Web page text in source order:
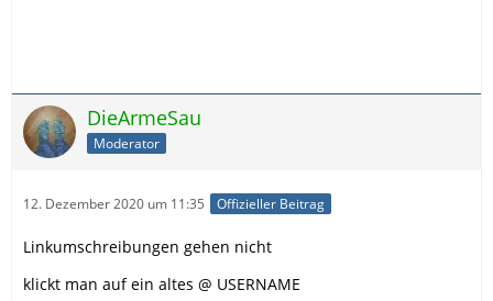
DieArmeSau
Moderator
12. Dezember 2020 um 11:35 Offizieller Beitrag
Linkumschreibungen gehen nicht
klickt man auf ein altes @ USERNAME